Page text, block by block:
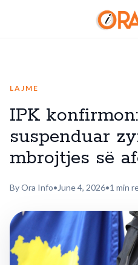
LAJME
IPK
suspenduar
mbrojtjes së
By Ora Info• June 4, 2026•1 min